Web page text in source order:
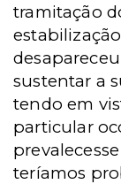
tramitação
sustentar a
tendo em
particular
teríamos